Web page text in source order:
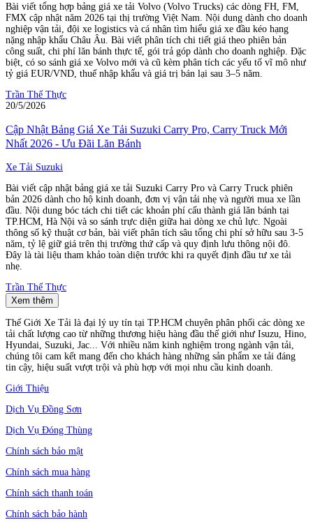
Bài viết tổng hợp bảng giá xe tải Volvo (Volvo Trucks) các dòng FH, FM,
FMX cập nhật năm 2026 tại thị trường Việt Nam. Nội dung dành cho doanh
nghiệp vận tải, đội xe logistics và cá nhân tìm hiểu giá xe đầu kéo hạng
nặng nhập khẩu Châu Âu. Bài viết phân tích chi tiết giá theo phiên bản
công suất, chi phí lăn bánh thực tế, gói trả góp dành cho doanh nghiệp. Đặc
biệt, có so sánh giá xe Volvo mới và cũ kèm phân tích các yếu tố vĩ mô như
tỷ giá EUR/VND, thuế nhập khẩu và giá trị bán lại sau 3–5 năm.
Trần Thế Thực
20/5/2026
Cập Nhật Bảng Giá Xe Tải Suzuki Carry Pro, Carry Truck Mới
Nhất 2026 - Ưu Đãi Lăn Bánh
Xe Tải Suzuki
Bài viết cập nhật bảng giá xe tải Suzuki Carry Pro và Carry Truck phiên
bản 2026 dành cho hộ kinh doanh, đơn vị vận tải nhẹ và người mua xe lần
đầu. Nội dung bóc tách chi tiết các khoản phí cấu thành giá lăn bánh tại
TP.HCM, Hà Nội và so sánh trực diện giữa hai dòng xe chủ lực. Ngoài
thông số kỹ thuật cơ bản, bài viết phân tích sâu tổng chi phí sở hữu sau 3-5
năm, tỷ lệ giữ giá trên thị trường thứ cấp và quy định lưu thông nội đô.
Đây là tài liệu tham khảo toàn diện trước khi ra quyết định đầu tư xe tải
nhẹ.
Trần Thế Thực
Xem thêm
Thế Giới Xe Tải là đại lý uy tín tại TP.HCM chuyên phân phối các dòng xe
tải chất lượng cao từ những thương hiệu hàng đầu thế giới như Isuzu, Hino,
Hyundai, Suzuki, Jac... Với nhiều năm kinh nghiệm trong ngành vận tải,
chúng tôi cam kết mang đến cho khách hàng những sản phẩm xe tải đáng
tin cậy, hiệu suất vượt trội và phù hợp với mọi nhu cầu kinh doanh.
Giới Thiệu
Dịch Vụ Đồng Sơn
Dịch Vụ Đóng Thùng
Chính sách bảo mật
Chính sách mua hàng
Chính sách thanh toán
Chính sách bảo hành